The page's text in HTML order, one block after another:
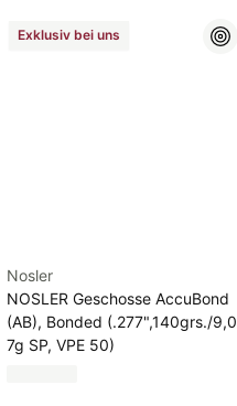
Exklusiv bei uns
Nosler
NOSLER Geschosse AccuBond
(AB), Bonded (.277",140grs./9,0
7g SP, VPE 50)